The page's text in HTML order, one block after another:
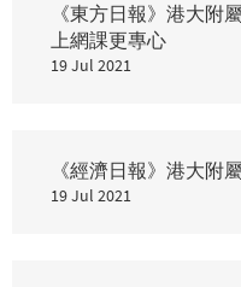
《東方日報》港大
上網課更專心
19 Jul 2021
《經濟日報》港大附
19 Jul 2021